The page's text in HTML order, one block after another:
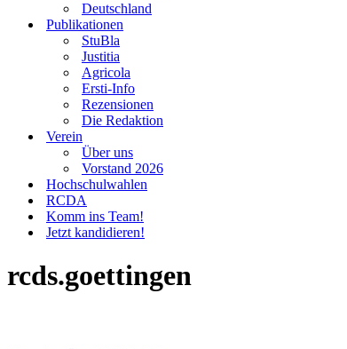
Deutschland
Publikationen
StuBla
Justitia
Agricola
Ersti-Info
Rezensionen
Die Redaktion
Verein
Über uns
Vorstand 2026
Hochschulwahlen
RCDA
Komm ins Team!
Jetzt kandidieren!
rcds.goettingen